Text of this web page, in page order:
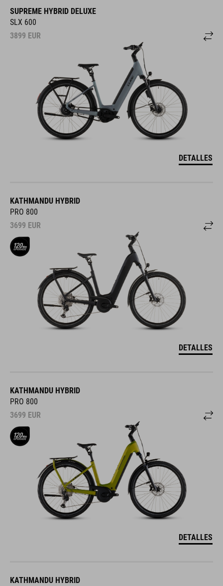
SUPREME HYBRID DELUXE
SLX 600
3899 EUR
DETALLES
KATHMANDU HYBRID
PRO 800
3699 EUR
DETALLES
KATHMANDU HYBRID
PRO 800
3699 EUR
DETALLES
KATHMANDU HYBRID